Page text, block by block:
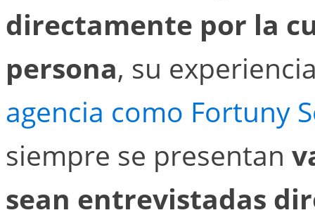
directamente por la
persona, su
agencia como Fortuny
siempre se presentan
sean entrevistadas